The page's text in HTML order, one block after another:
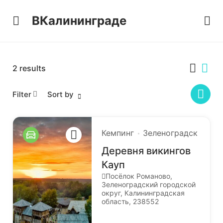
ВКалининграде
2 results
Filter Sort by
Кемпинг Зеленоградск
Деревня викингов
Кауп
Посёлок Романово,
Зеленоградский городской
округ, Калининградская
область, 238552